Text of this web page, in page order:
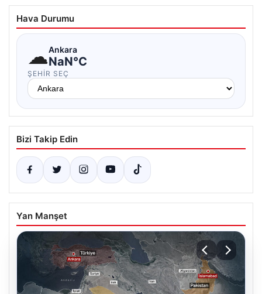
Hava Durumu
☁Ankara
NaN°C
ŞEHIR SEÇ
Bizi Takip Edin
Yan Manşet